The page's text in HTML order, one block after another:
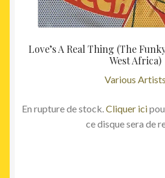
Love’s A Real Thing (The
West Africa)
Various Artists
En rupture de stock. Cliquer ici
ce disque sera de